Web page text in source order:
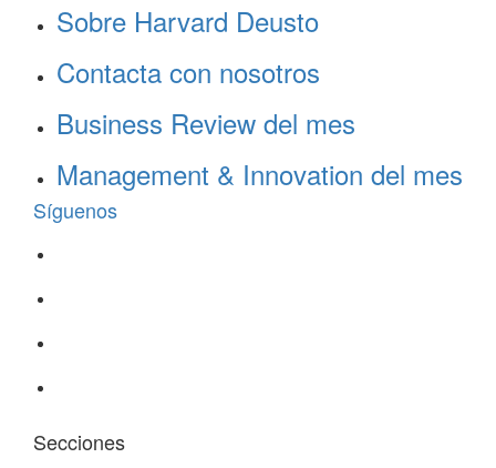
Sobre Harvard Deusto
Contacta con nosotros
Business Review del mes
Management & Innovation del mes
Síguenos
Secciones